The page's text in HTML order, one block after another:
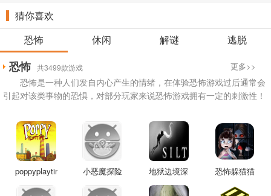
猜你喜欢
恐怖
休闲 解谜 逃脱
恐怖 共3499款游戏 更多>>
恐怖是一种人们发自内心产生的情绪，在体验恐怖游戏过后通常会
引起对该类事物的恐惧，对部分玩家来说恐怖游戏拥有一定的刺激性！
poppyplaytime
第三章下载
小恶魔探险
模拟游戏
地狱边境深
海版
恐怖躲猫猫
5最新版